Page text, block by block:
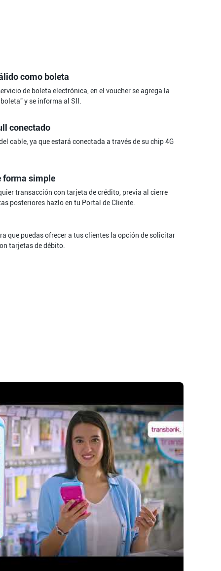
como boleta
de boleta electrónica, en el voucher se agrega la
y se informa al SII.
conectado
cable, ya que estará conectada a través de su chip 4G
forma simple
transacción con tarjeta de crédito, previa al cierre
posteriores hazlo en tu Portal de Cliente.
que puedas ofrecer a tus clientes la opción de solicitar
tarjetas de débito.